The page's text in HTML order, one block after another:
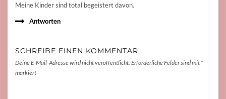
Meine Kinder sind total begeistert davon.
Antworten
SCHREIBE EINEN KOMMENTAR
Deine E-Mail-Adresse wird nicht veröffentlicht. Erforderliche Felder sind mit *
markiert